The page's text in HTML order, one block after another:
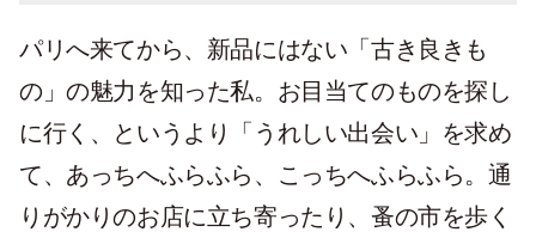
パリへ来てから、新品にはない「古き良きも
の」の魅力を知った私。お目当てのものを探し
に行く、というより「うれしい出会い」を求め
て、あっちへふらふら、こっちへふらふら。通
りがかりのお店に立ち寄ったり、蚤の市を歩く